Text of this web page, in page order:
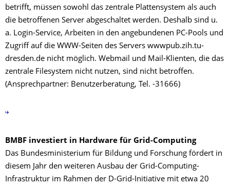
betrifft, müssen sowohl das zentrale Plattensystem als auch
die betroffenen Server abgeschaltet werden. Deshalb sind u.
a. Login-Service, Arbeiten in den angebundenen PC-Pools und
Zugriff auf die WWW-Seiten des Servers wwwpub.zih.tu-
dresden.de nicht möglich. Webmail und Mail-Klienten, die das
zentrale Filesystem nicht nutzen, sind nicht betroffen.
(Ansprechpartner: Benutzerberatung, Tel. -31666)
BMBF investiert in Hardware für Grid-Computing
Das Bundesministerium für Bildung und Forschung fördert in
diesem Jahr den weiteren Ausbau der Grid-Computing-
Infrastruktur im Rahmen der D-Grid-Initiative mit etwa 20